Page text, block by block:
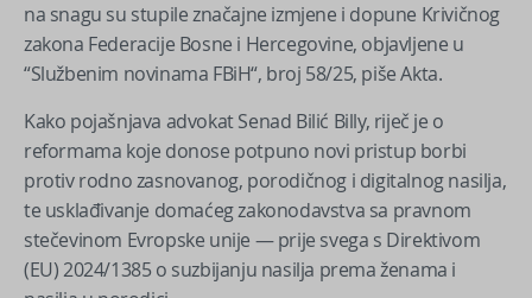
na snagu su stupile značajne izmjene i dopune Krivičnog
zakona Federacije Bosne i Hercegovine, objavljene u
“Službenim novinama FBiH“, broj 58/25, piše Akta.
Kako pojašnjava advokat Senad Bilić Billy, riječ je o
reformama koje donose potpuno novi pristup borbi
protiv rodno zasnovanog, porodičnog i digitalnog nasilja,
te usklađivanje domaćeg zakonodavstva sa pravnom
stečevinom Evropske unije — prije svega s Direktivom
(EU) 2024/1385 o suzbijanju nasilja prema ženama i